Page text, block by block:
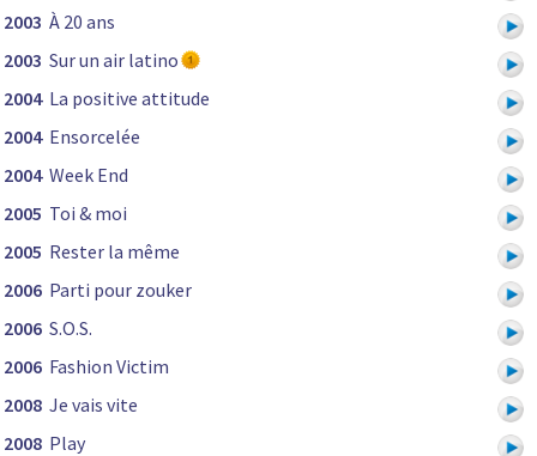
2003 À 20 ans
2003 Sur un air latino
2004 La positive attitude
2004 Ensorcelée
2004 Week End
2005 Toi & moi
2005 Rester la même
2006 Parti pour zouker
2006 S.O.S.
2006 Fashion Victim
2008 Je vais vite
2008 Play